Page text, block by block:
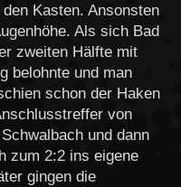
Kasten. Ansonsten
Als sich Bad
zweiten Hälfte mit
belohnte und man
schon der Haken
von
und dann
zum 2:2 ins eigene
gingen die